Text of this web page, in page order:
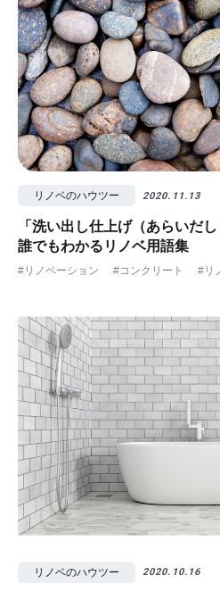
リノベのハウツー 2020.11.13
「洗い出し仕上げ（あらいだ
誰でもわかるリノベ用語集
#リノベーション #コンクリート #リ
リノベのハウツー 2020.10.16